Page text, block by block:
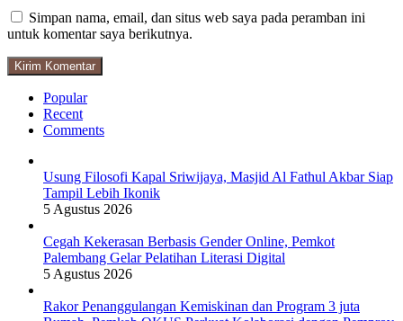
Simpan nama, email, dan situs web saya pada peramban ini
untuk komentar saya berikutnya.
Popular
Recent
Comments
Usung Filosofi Kapal Sriwijaya, Masjid Al Fathul Akbar Siap
Tampil Lebih Ikonik
5 Agustus 2026
Cegah Kekerasan Berbasis Gender Online, Pemkot
Palembang Gelar Pelatihan Literasi Digital
5 Agustus 2026
Rakor Penanggulangan Kemiskinan dan Program 3 juta